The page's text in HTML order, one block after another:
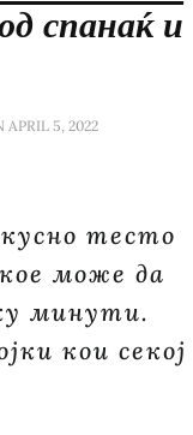
спанаќ и
APRIL 5, 2022
тесто
може да
минути.
кои секој